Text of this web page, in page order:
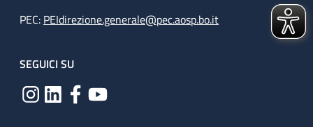
PEC: PEIdirezione.generale@pec.aosp.bo.it
SEGUICI SU